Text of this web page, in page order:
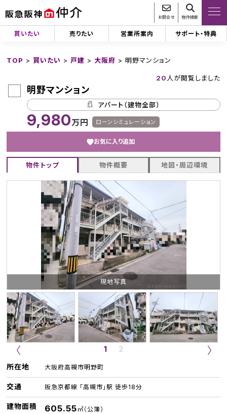
お問合せ 物件検索
買いたい 売りたい 営業所案内 サポート・特典
TOP > 買いたい >戸建 > 大阪府 >明野マンション
20 人が閲覧しました
明野マンション
アパート（建物全部）
9,980万円 ローンシミュレーション
お気に入り追加
物件トップ 物件概要 地図・周辺環境
現地写真
1 2
所在地 大阪府高槻市明野町
交通 阪急京都線 「高槻市」駅 徒歩18分
建物面積 605.55㎡（公簿）